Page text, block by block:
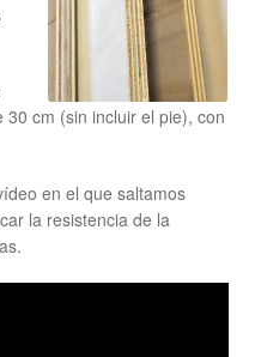
cm (sin incluir el pie), con
en el que saltamos
la resistencia de la